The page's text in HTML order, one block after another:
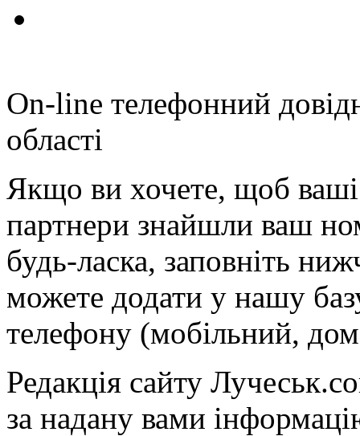
On-line телефонний
області
Якщо ви хочете, щоб ваші
партнери знайшли ваш
будь-ласка, заповніть
можете додати у нашу
телефону (мобільний,
Редакція сайту
за надану вами